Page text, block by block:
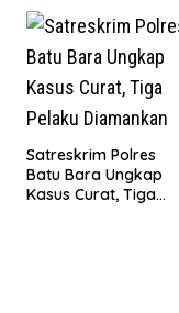
Satreskrim Polres
Batu Bara Ungkap
Kasus Curat, Tiga